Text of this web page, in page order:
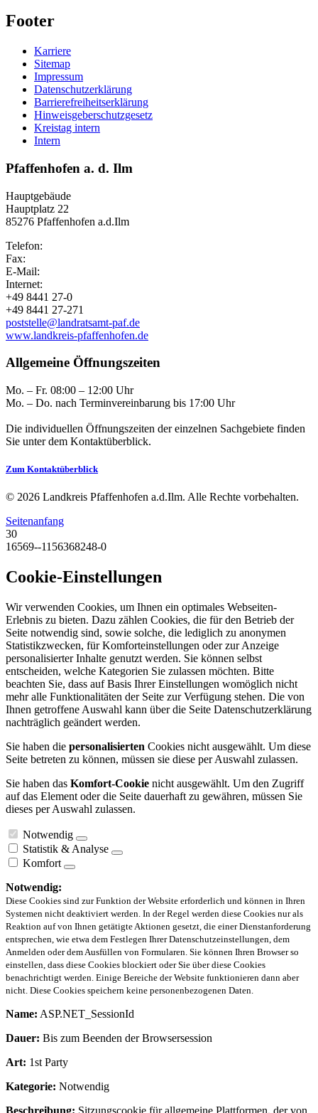
Footer
Karriere
Sitemap
Impressum
Datenschutzerklärung
Barrierefreiheitserklärung
Hinweisgeberschutzgesetz
Kreistag intern
Intern
Pfaffenhofen a. d. Ilm
Hauptgebäude
Hauptplatz 22
85276 Pfaffenhofen a.d.Ilm
Telefon:
Fax:
E-Mail:
Internet:
+49 8441 27-0
+49 8441 27-271
poststelle@landratsamt-paf.de
www.landkreis-pfaffenhofen.de
Allgemeine Öffnungszeiten
Mo. – Fr. 08:00 – 12:00 Uhr
Mo. – Do. nach Terminvereinbarung bis 17:00 Uhr
Die individuellen Öffnungszeiten der einzelnen Sachgebiete finden
Sie unter dem Kontaktüberblick.
Zum Kontaktüberblick
© 2026 Landkreis Pfaffenhofen a.d.Ilm. Alle Rechte vorbehalten.
Seitenanfang
30
16569--1156368248-0
Cookie-Einstellungen
Wir verwenden Cookies, um Ihnen ein optimales Webseiten-
Erlebnis zu bieten. Dazu zählen Cookies, die für den Betrieb der
Seite notwendig sind, sowie solche, die lediglich zu anonymen
Statistikzwecken, für Komforteinstellungen oder zur Anzeige
personalisierter Inhalte genutzt werden. Sie können selbst
entscheiden, welche Kategorien Sie zulassen möchten. Bitte
beachten Sie, dass auf Basis Ihrer Einstellungen womöglich nicht
mehr alle Funktionalitäten der Seite zur Verfügung stehen. Die von
Ihnen getroffene Auswahl kann über die Seite Datenschutzerklärung
nachträglich geändert werden.
Sie haben die personalisierten Cookies nicht ausgewählt. Um diese
Seite betreten zu können, müssen sie diese per Auswahl zulassen.
Sie haben das Komfort-Cookie nicht ausgewählt. Um den Zugriff
auf das Element oder die Seite dauerhaft zu gewähren, müssen Sie
dieses per Auswahl zulassen.
Notwendig
Statistik & Analyse
Komfort
Notwendig:
Diese Cookies sind zur Funktion der Website erforderlich und können in Ihren
Systemen nicht deaktiviert werden. In der Regel werden diese Cookies nur als
Reaktion auf von Ihnen getätigte Aktionen gesetzt, die einer Dienstanforderung
entsprechen, wie etwa dem Festlegen Ihrer Datenschutzeinstellungen, dem
Anmelden oder dem Ausfüllen von Formularen. Sie können Ihren Browser so
einstellen, dass diese Cookies blockiert oder Sie über diese Cookies
benachrichtigt werden. Einige Bereiche der Website funktionieren dann aber
nicht. Diese Cookies speichern keine personenbezogenen Daten.
Name: ASP.NET_SessionId
Dauer: Bis zum Beenden der Browsersession
Art: 1st Party
Kategorie: Notwendig